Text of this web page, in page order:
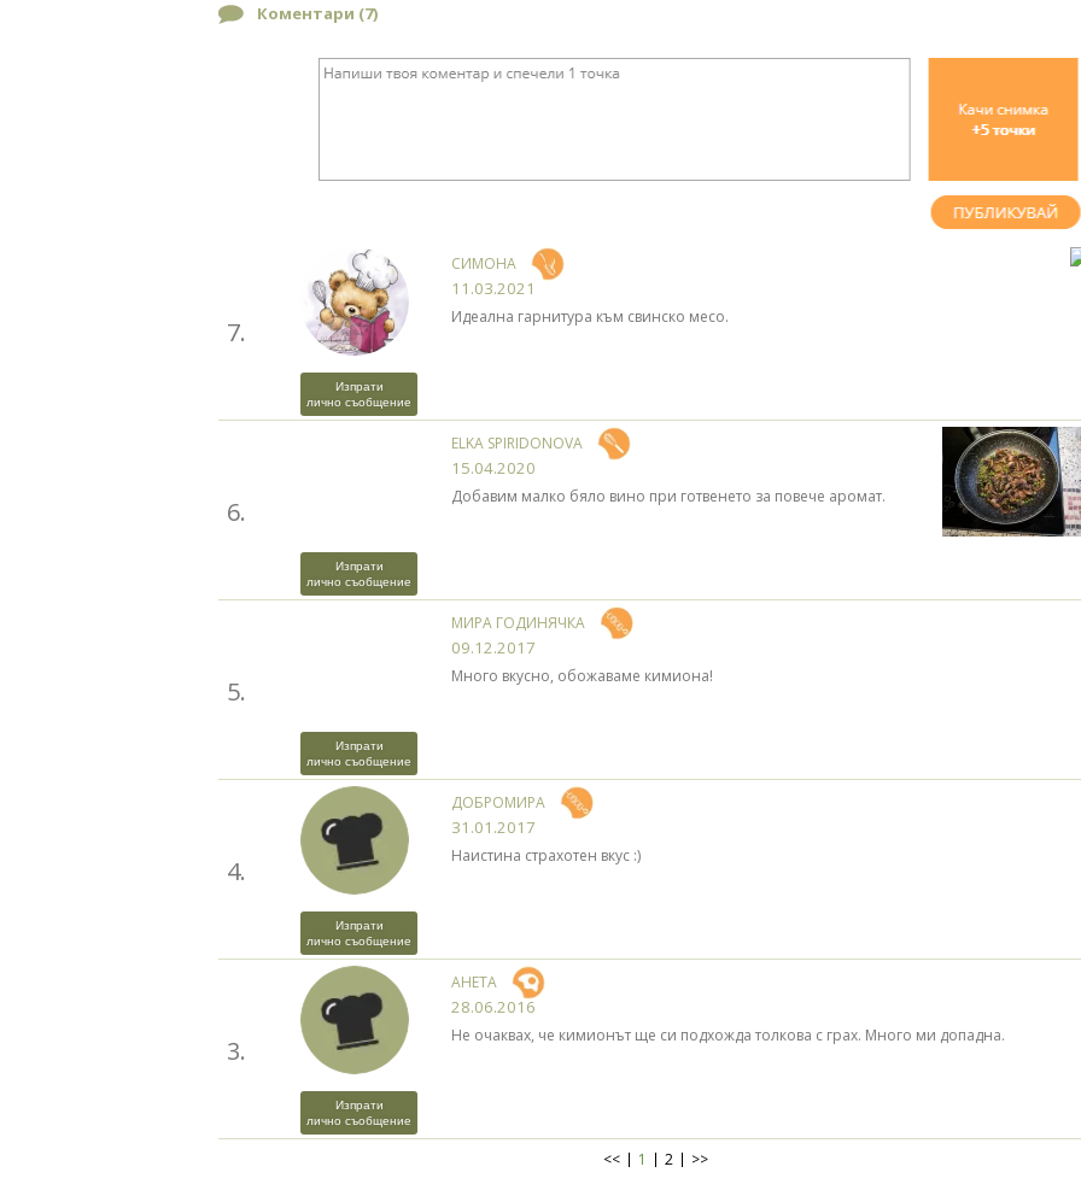
Коментари (7)
7.
Изпрати
лично съобщение
СИМОНА
11.03.2021
Идеална гарнитура към свинско месо.
6.
Изпрати
лично съобщение
ELKA SPIRIDONOVA
15.04.2020
Добавим малко бяло вино при готвенето за повече аромат.
5.
Изпрати
лично съобщение
МИРА ГОДИНЯЧКА
09.12.2017
Много вкусно, обожаваме кимиона!
4.
Изпрати
лично съобщение
ДОБРОМИРА
31.01.2017
Наистина страхотен вкус :)
3.
Изпрати
лично съобщение
АНЕТА
28.06.2016
Не очаквах, че кимионът ще си подхожда толкова с грах. Много ми допадна.
<< 1 2 >>